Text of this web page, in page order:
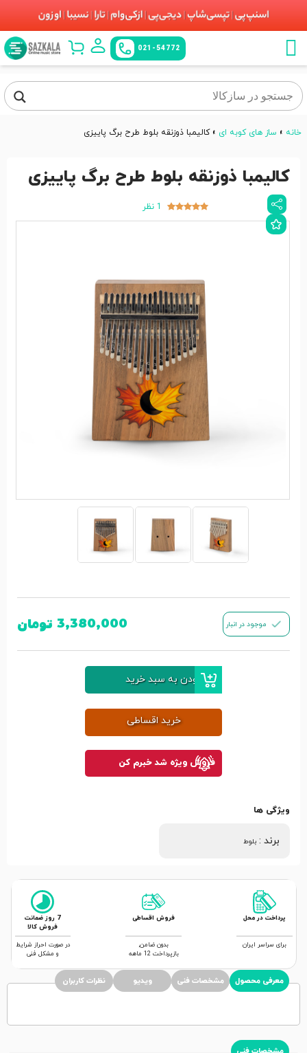
021-54772
خانه » ساز های کوبه ای »کالیمبا ذوزنقه بلوط طرح برگ پاییزی
کالیمبا ذوزنقه بلوط طرح برگ پاییزی
3,380,000 تومان موجود در انبار
افزودن به سبد خرید
خرید اقساطی
فروش ویژه شد خبرم کن
ویژگی ها
برند : بلوط
1 نظر
پرداخت در محل
برای سراسر ایران
فروش اقساطی
بدون ضامن,
بازپرداخت 12 ماهه
7 روز ضمانت
فروش کالا
در صورت احراز شرایط
و مشکل فنی
معرفی محصول مشخصات فنی ویدیو نظرات کاربران